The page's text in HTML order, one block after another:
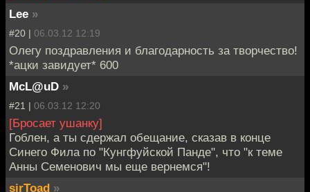
Lee »
#20 | 06.03.12 12:19
Олегу поздравления и благодарность за творчество!
*ацки завидует* 600
McL@uD »
#21 | 06.03.12 12:20
[Бросает ушанку]
Гоблен, а ты сдержал обещание, сказав в конце
Синего Фила по "Кунгфуйской Панде", что "к теме
Анны Семенович мы еще вернемся"!
sirToad »